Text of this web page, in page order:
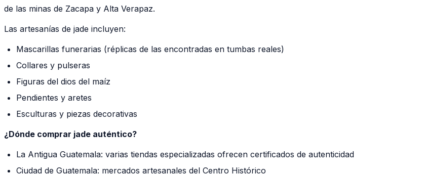
de las minas de Zacapa y Alta Verapaz.
Las artesanías de jade incluyen:
Mascarillas funerarias (réplicas de las encontradas en tumbas reales)
Collares y pulseras
Figuras del dios del maíz
Pendientes y aretes
Esculturas y piezas decorativas
¿Dónde comprar jade auténtico?
La Antigua Guatemala: varias tiendas especializadas ofrecen certificados de autenticidad
Ciudad de Guatemala: mercados artesanales del Centro Histórico